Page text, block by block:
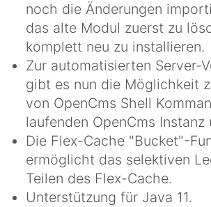
noch die Änderungen
das alte Modul zuerst zu
komplett neu zu installieren.
Zur automatisierten Server-
gibt es nun die Möglichkeit
von OpenCms Shell
laufenden OpenCms Instanz
Die Flex-Cache "Bucket"-
ermöglicht das selektiven
Teilen des Flex-Cache.
Unterstützung für Java 11.